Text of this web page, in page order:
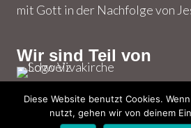
mit Gott in der Nachfolge von
Wir sind Teil von
© 2026 Viva Kirche
Diese Website benutzt Cookies.
nutzt, gehen wir von deinem